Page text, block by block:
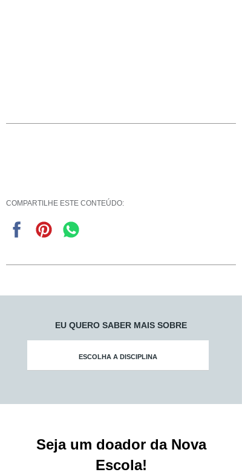
COMPARTILHE ESTE CONTEÚDO:
EU QUERO SABER MAIS SOBRE
ESCOLHA A DISCIPLINA
Seja um doador da Nova
Escola!